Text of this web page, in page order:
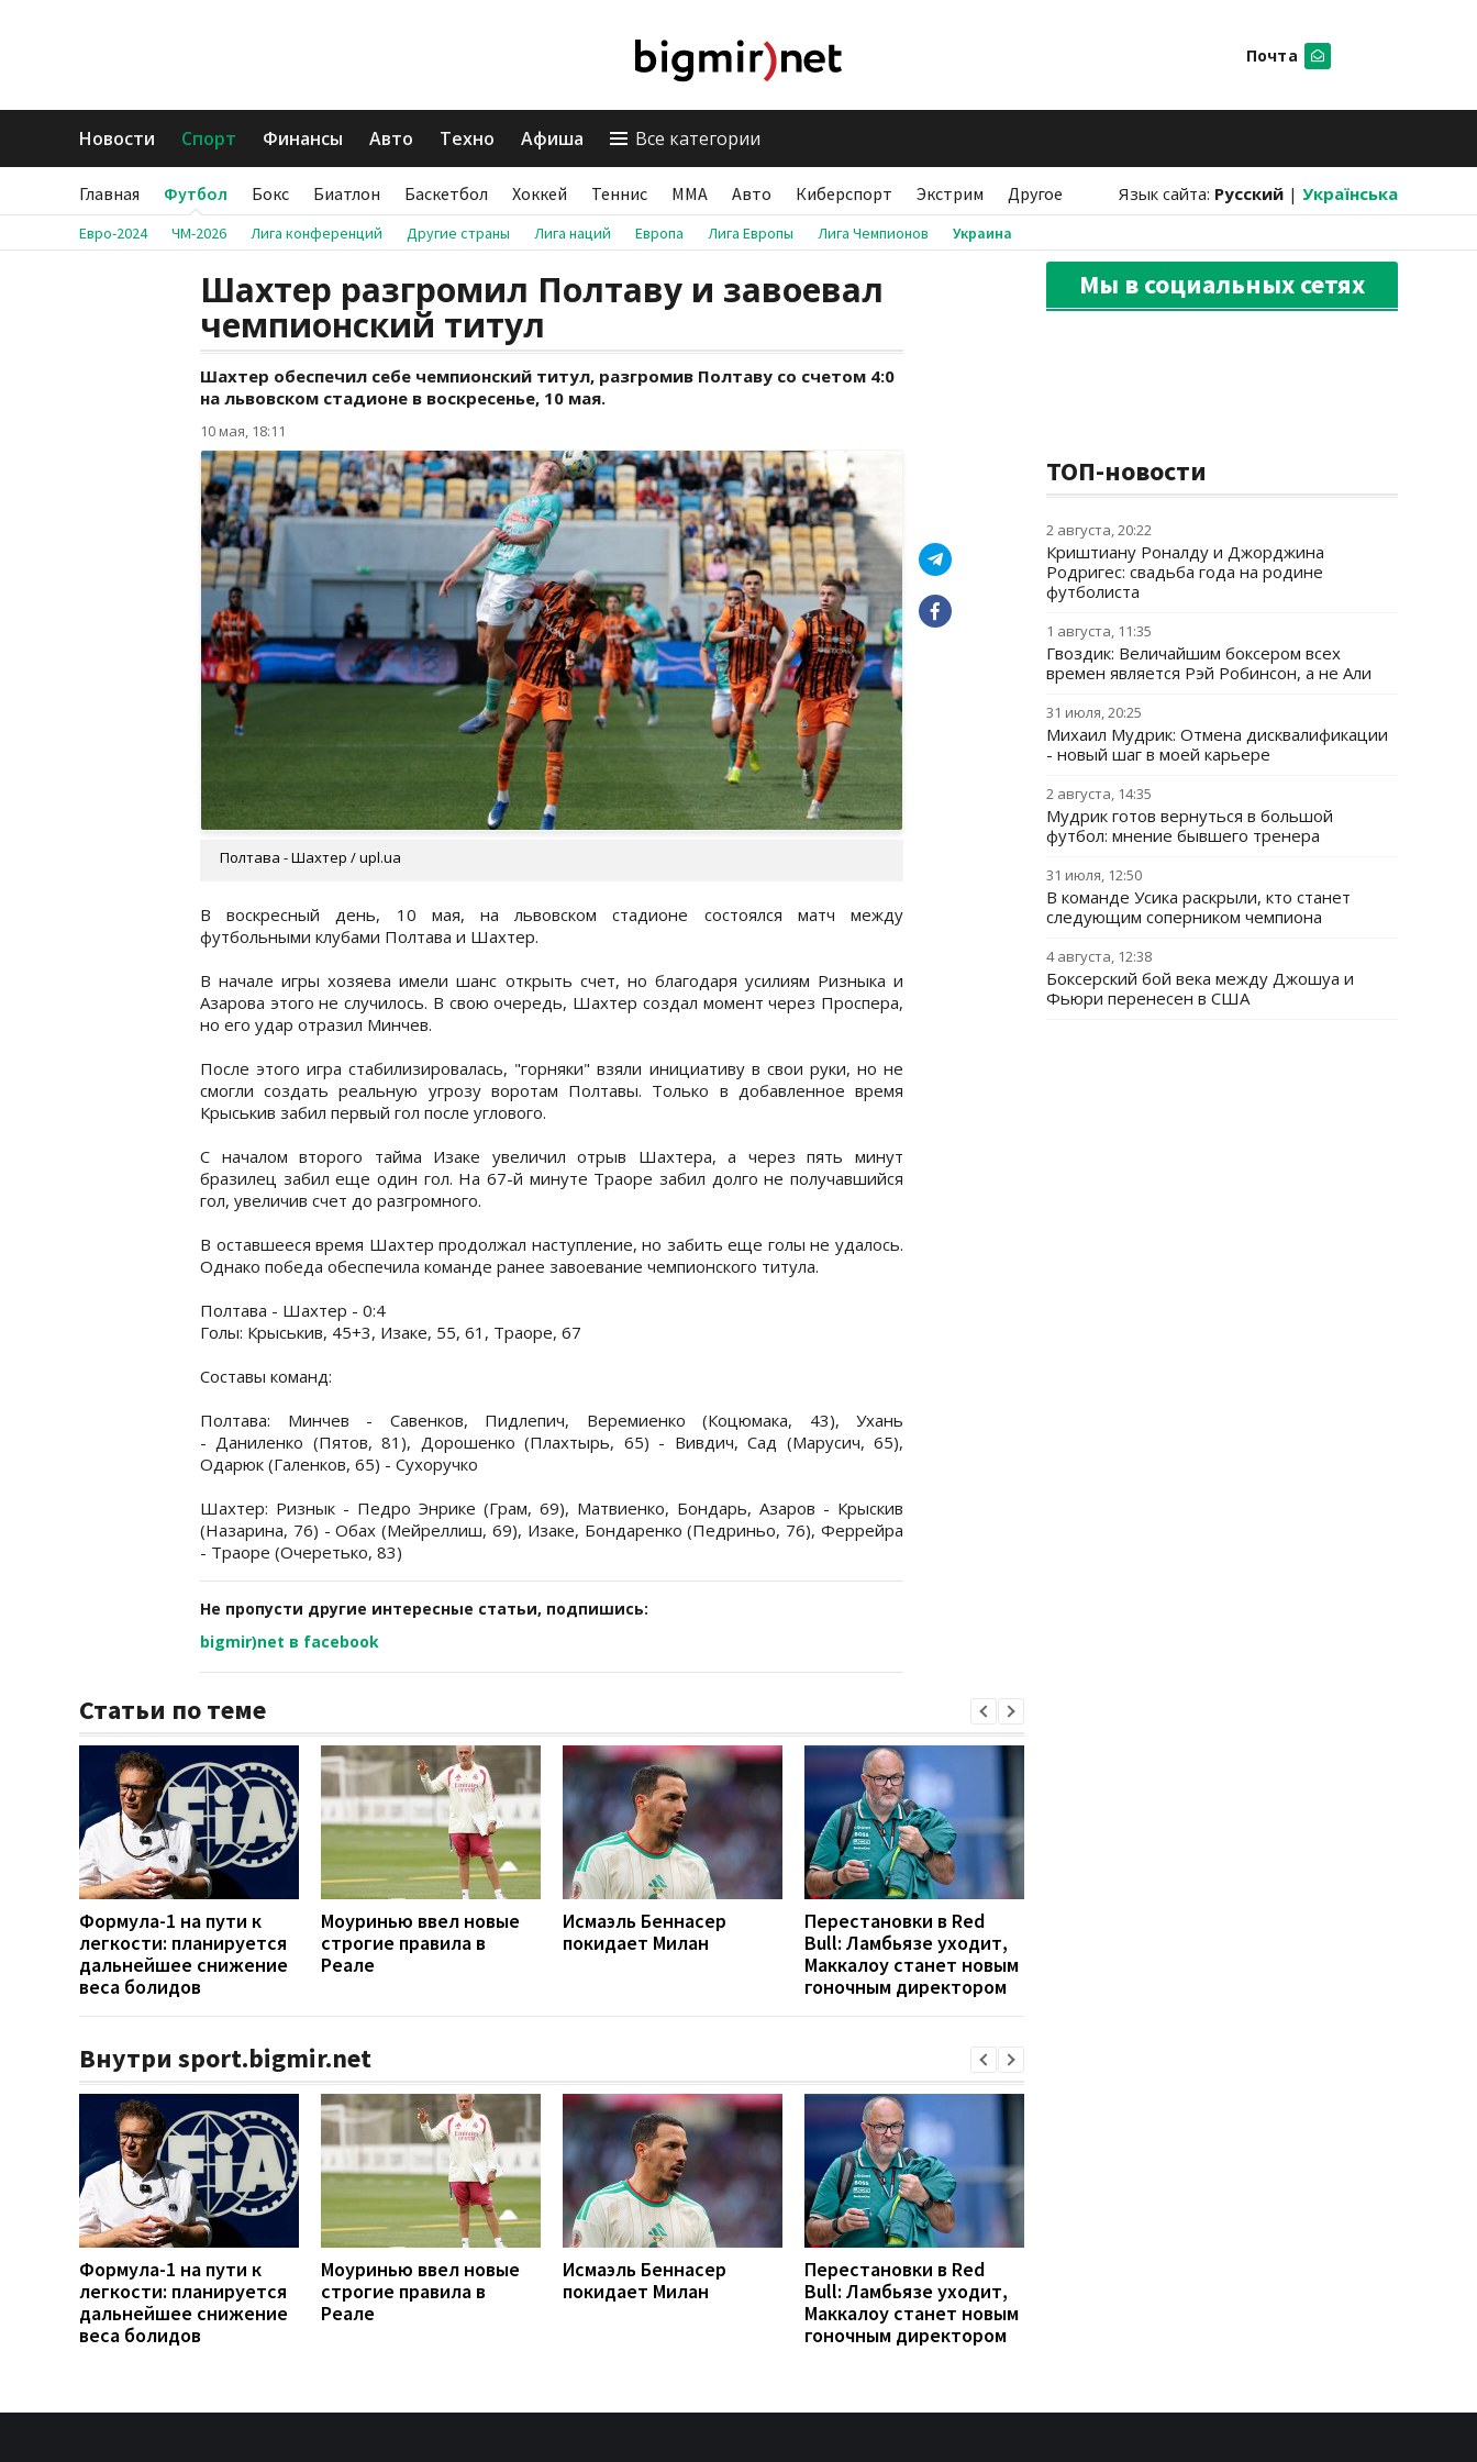
Почта
Новости Спорт Финансы Авто Техно Афиша Все категории
Главная Футбол Бокс Биатлон Баскетбол Хоккей Теннис ММА Авто Киберспорт Экстрим Другое Язык сайта: Русский | Українська
Евро-2024 ЧМ-2026 Лига конференций Другие страны Лига наций Европа Лига Европы Лига Чемпионов Украина
Шахтер разгромил Полтаву и завоевал
чемпионский титул
Шахтер обеспечил себе чемпионский титул, разгромив Полтаву со счетом 4:0
на львовском стадионе в воскресенье, 10 мая.
10 мая, 18:11
Полтава - Шахтер / upl.ua
В воскресный день, 10 мая, на львовском стадионе состоялся матч между
футбольными клубами Полтава и Шахтер.
В начале игры хозяева имели шанс открыть счет, но благодаря усилиям Ризныка и
Азарова этого не случилось. В свою очередь, Шахтер создал момент через Проспера,
но его удар отразил Минчев.
После этого игра стабилизировалась, "горняки" взяли инициативу в свои руки, но не
смогли создать реальную угрозу воротам Полтавы. Только в добавленное время
Крыськив забил первый гол после углового.
С началом второго тайма Изаке увеличил отрыв Шахтера, а через пять минут
бразилец забил еще один гол. На 67-й минуте Траоре забил долго не получавшийся
гол, увеличив счет до разгромного.
В оставшееся время Шахтер продолжал наступление, но забить еще голы не удалось.
Однако победа обеспечила команде ранее завоевание чемпионского титула.
Полтава - Шахтер - 0:4
Голы: Крыськив, 45+3, Изаке, 55, 61, Траоре, 67
Составы команд:
Полтава: Минчев - Савенков, Пидлепич, Веремиенко (Коцюмака, 43), Ухань
- Даниленко (Пятов, 81), Дорошенко (Плахтырь, 65) - Вивдич, Сад (Марусич, 65),
Одарюк (Галенков, 65) - Сухоручко
Шахтер: Ризнык - Педро Энрике (Грам, 69), Матвиенко, Бондарь, Азаров - Крыскив
(Назарина, 76) - Обах (Мейреллиш, 69), Изаке, Бондаренко (Педриньо, 76), Феррейра
- Траоре (Очеретько, 83)
Не пропусти другие интересные статьи, подпишись:
bigmir)net в facebook
Статьи по теме
Формула-1 на пути к
легкости: планируется
дальнейшее снижение
веса болидов
Моуринью ввел новые
строгие правила в
Реале
Исмаэль Беннасер
покидает Милан
Перестановки в Red
Bull: Ламбьязе уходит,
Маккалоу станет новым
гоночным директором
Внутри sport.bigmir.net
Формула-1 на пути к
легкости: планируется
дальнейшее снижение
веса болидов
Моуринью ввел новые
строгие правила в
Реале
Исмаэль Беннасер
покидает Милан
Перестановки в Red
Bull: Ламбьязе уходит,
Маккалоу станет новым
гоночным директором
Мы в социальных сетях
ТОП-новости
2 августа, 20:22
Криштиану Роналду и Джорджина
Родригес: свадьба года на родине
футболиста
1 августа, 11:35
Гвоздик: Величайшим боксером всех
времен является Рэй Робинсон, а не Али
31 июля, 20:25
Михаил Мудрик: Отмена дисквалификации
- новый шаг в моей карьере
2 августа, 14:35
Мудрик готов вернуться в большой
футбол: мнение бывшего тренера
31 июля, 12:50
В команде Усика раскрыли, кто станет
следующим соперником чемпиона
4 августа, 12:38
Боксерский бой века между Джошуа и
Фьюри перенесен в США